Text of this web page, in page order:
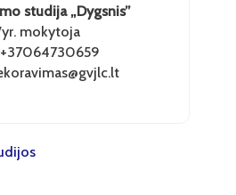
studija „Dygsnis”
mokytoja